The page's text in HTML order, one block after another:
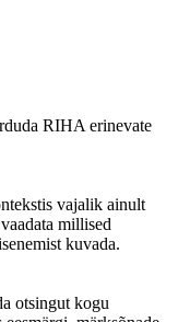
RIHA erinevate
vajalik ainult
millised
kuvada.
otsingut kogu